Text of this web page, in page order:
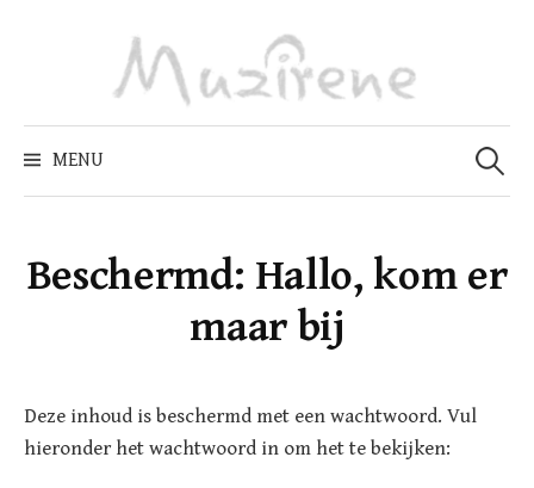
MENU
Zoeken
naar:
Beschermd: Hallo, kom er
maar bij
Deze inhoud is beschermd met een wachtwoord. Vul
hieronder het wachtwoord in om het te bekijken: